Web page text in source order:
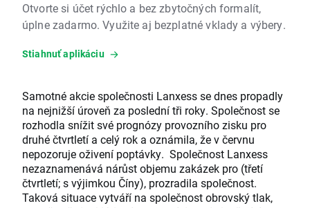
Otvorte si účet rýchlo a bez zbytočných formalít,
úplne zadarmo. Využite aj bezplatné vklady a výbery.
Stiahnuť aplikáciu
Samotné akcie společnosti Lanxess se dnes propadly
na nejnižší úroveň za poslední tři roky. Společnost se
rozhodla snížit své prognózy provozního zisku pro
druhé čtvrtletí a celý rok a oznámila, že v červnu
nepozoruje oživení poptávky. Společnost Lanxess
nezaznamenává nárůst objemu zakázek pro (třetí
čtvrtletí; s výjimkou Číny), prozradila společnost.
Taková situace vytváří na společnost obrovský tlak,